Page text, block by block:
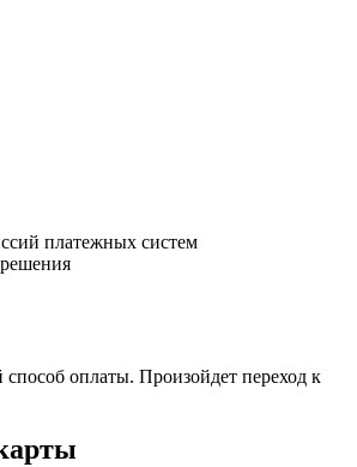
платежных систем
оплаты. Произойдет переход к